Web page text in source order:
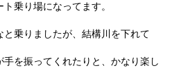
乗り場になってます。
と乗りましたが、結構川を下れて
を振ってくれたりと、かなり楽し